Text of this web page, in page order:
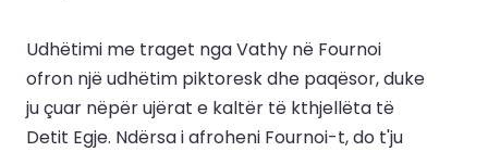
Udhëtimi me traget nga Vathy në Fournoi
ofron një udhëtim piktoresk dhe paqësor, duke
ju çuar nëpër ujërat e kaltër të kthjellëta të
Detit Egje. Ndërsa i afroheni Fournoi-t, do t'ju